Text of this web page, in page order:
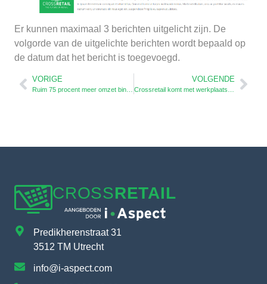
Er kunnen maximaal 3 berichten uitgelicht zijn. De
volgorde van de uitgelichte berichten wordt bepaald op
de datum dat het bericht is toegevoegd.
VORIGE VOLGENDE
CROSSRETAIL
Predikherenstraat 31
3512 TM Utrecht
info@i-aspect.com